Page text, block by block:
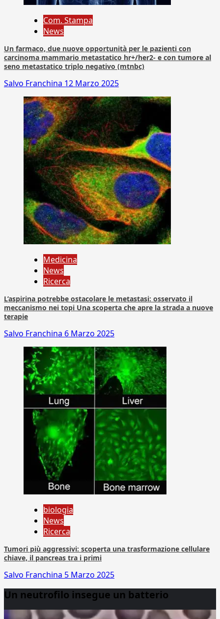
Com. Stampa
News
Un farmaco, due nuove opportunità per le pazienti con
carcinoma mammario metastatico hr+/her2- e con tumore al
seno metastatico triplo negativo (mtnbc)
Salvo Franchina 12 Marzo 2025
Medicina
News
Ricerca
L’aspirina potrebbe ostacolare le metastasi: osservato il
meccanismo nei topi Una scoperta che apre la strada a nuove
terapie
Salvo Franchina 6 Marzo 2025
biologia
News
Ricerca
Tumori più aggressivi: scoperta una trasformazione cellulare
chiave, il pancreas tra i primi
Salvo Franchina 5 Marzo 2025
Un neutrofilo insegue un batterio